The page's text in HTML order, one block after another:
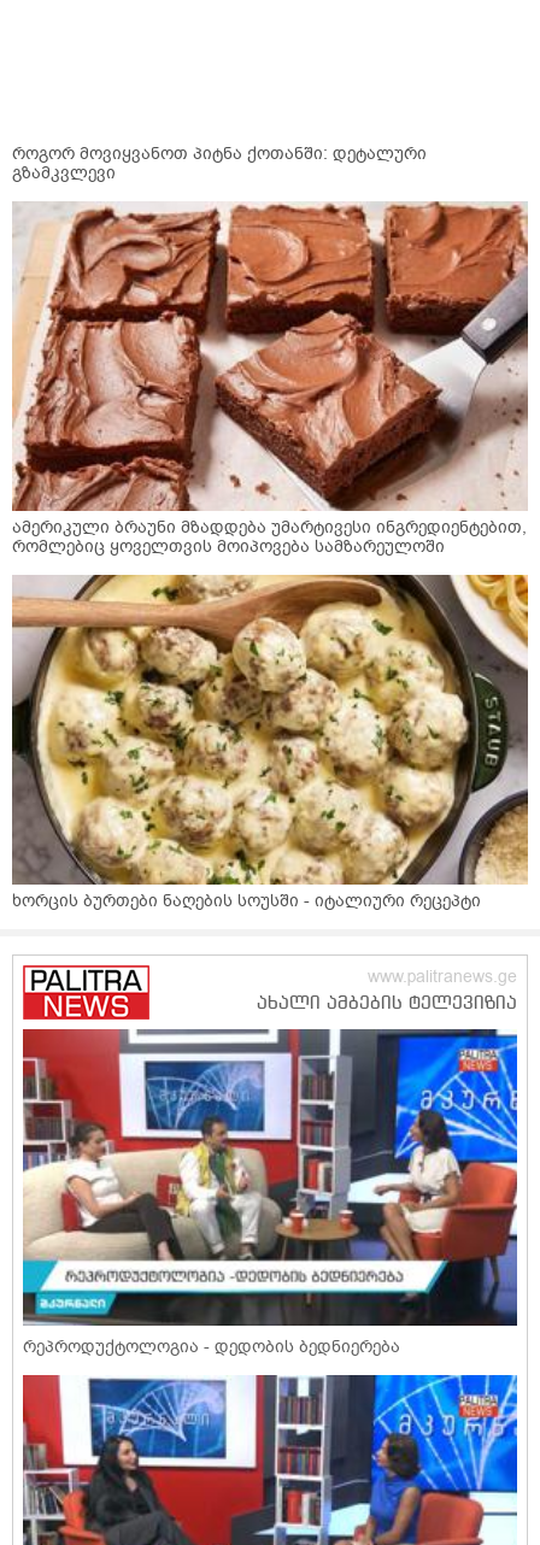
როგორ მოვიყვანოთ პიტნა ქოთანში: დეტალური
გზამკვლევი
ამერიკული ბრაუნი მზადდება უმარტივესი ინგრედიენტებით,
რომლებიც ყოველთვის მოიპოვება სამზარეულოში
ხორცის ბურთები ნაღების სოუსში - იტალიური რეცეპტი
რეპროდუქტოლოგია - დედობის ბედნიერება